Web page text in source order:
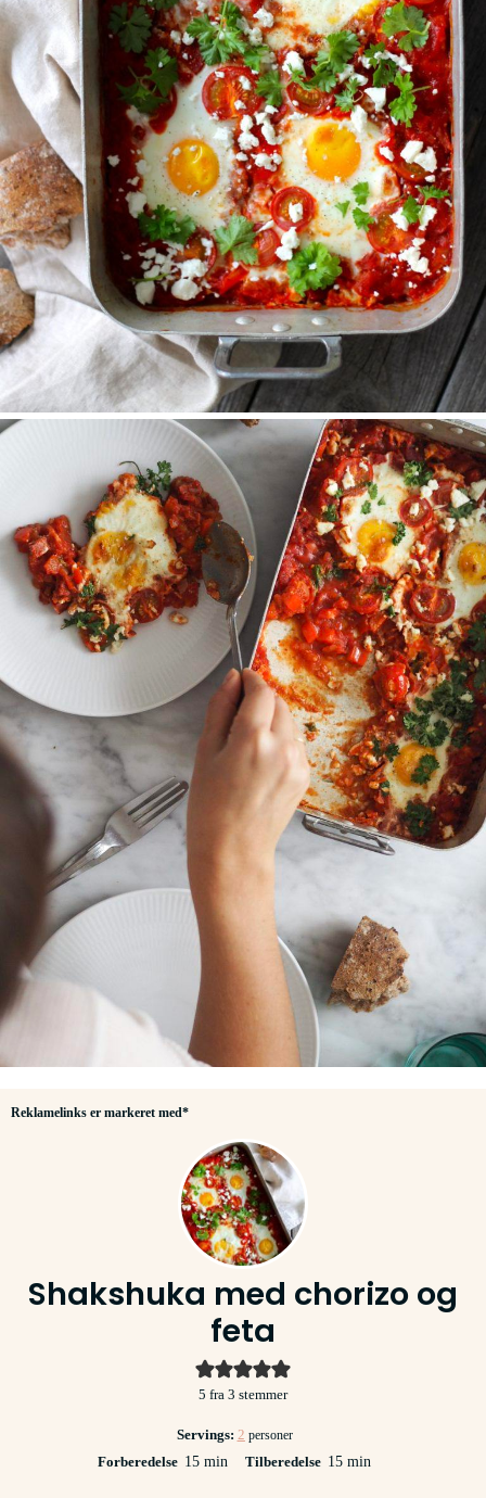
Reklamelinks er markeret med*
Shakshuka med chorizo og
feta
5 fra 3 stemmer
Servings: 2 personer
Forberedelse 15minutter
min Tilberedelse 15minutter
min